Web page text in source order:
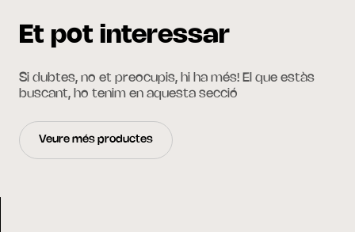
Et pot interessar
Si dubtes, no et preocupis, hi ha més! El que estàs
buscant, ho tenim en aquesta secció
Veure més productes